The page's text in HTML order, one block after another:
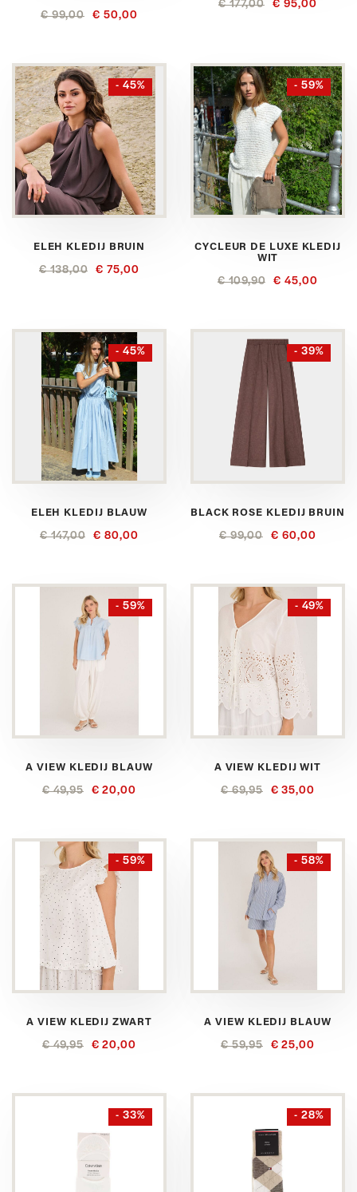
€ 99,00 € 50,00
€ 177,00 € 95,00
- 45%
ELEH KLEDIJ BRUIN
€ 138,00 € 75,00
- 59%
CYCLEUR DE LUXE KLEDIJ
WIT
€ 109,90 € 45,00
- 45%
ELEH KLEDIJ BLAUW
€ 147,00 € 80,00
- 39%
BLACK ROSE KLEDIJ BRUIN
€ 99,00 € 60,00
- 59%
A VIEW KLEDIJ BLAUW
€ 49,95 € 20,00
- 49%
A VIEW KLEDIJ WIT
€ 69,95 € 35,00
- 59%
A VIEW KLEDIJ ZWART
€ 49,95 € 20,00
- 58%
A VIEW KLEDIJ BLAUW
€ 59,95 € 25,00
- 33% - 28%